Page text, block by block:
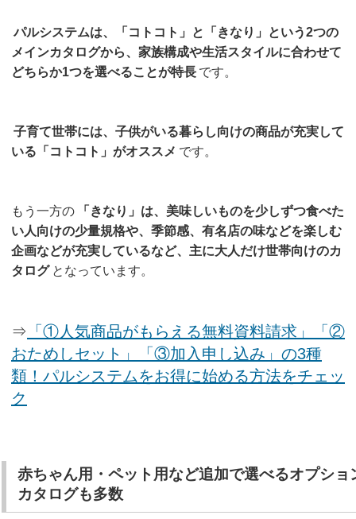
パルシステムは、「コトコト」と「きなり」という2つの
メインカタログから、家族構成や生活スタイルに合わせて
どちらか1つを選べることが特長 です。
子育て世帯には、子供がいる暮らし向けの商品が充実して
いる「コトコト」がオススメ です。
もう一方の
「きなり」は、美味しいものを少しずつ食べた
い人向けの少量規格や、季節感、有名店の味などを楽しむ
企画などが充実しているなど、主に大人だけ世帯向けのカ
タログ となっています。
⇒ 「①人気商品がもらえる無料資料請求」「②
おためしセット」「③加入申し込み」の3種
類！パルシステムをお得に始める方法をチェッ
ク
赤ちゃん用・ペット用など追加で選べるオプショ
カタログも多数